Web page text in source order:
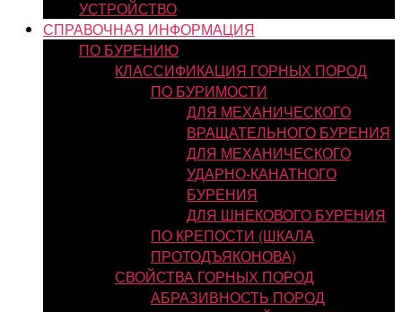
УСТРОЙСТВО
СПРАВОЧНАЯ ИНФОРМАЦИЯ
ПО БУРЕНИЮ
КЛАССИФИКАЦИЯ ГОРНЫХ ПОРОД
ПО БУРИМОСТИ
ДЛЯ МЕХАНИЧЕСКОГО
ВРАЩАТЕЛЬНОГО БУРЕНИЯ
ДЛЯ МЕХАНИЧЕСКОГО
УДАРНО-КАНАТНОГО
БУРЕНИЯ
ДЛЯ ШНЕКОВОГО БУРЕНИЯ
ПО КРЕПОСТИ (ШКАЛА
ПРОТОДЪЯКОНОВА)
СВОЙСТВА ГОРНЫХ ПОРОД
АБРАЗИВНОСТЬ ПОРОД